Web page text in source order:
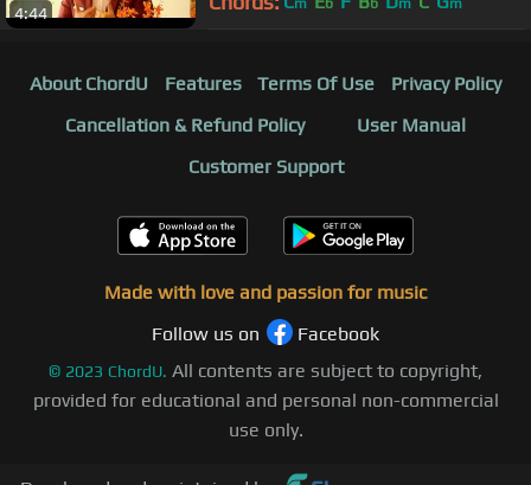
4:44
m b b m m
About ChordU Features Terms Of Use
Privacy Policy
Cancellation & Refund Policy
User Manual
Customer Support
Made with love and passion for music
Follow us on
Facebook
© 2023 ChordU. All contents are subject to copyright,
provided for educational and personal non-commercial
use only.